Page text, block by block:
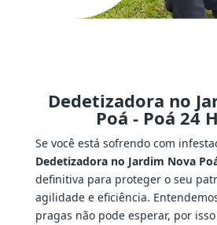
Dedetizadora no
Poá - Poá 24
Se você está sofrendo com
Dedetizadora no Jardim Nova
definitiva para proteger o seu
agilidade e eficiência.
pragas não pode esperar, por